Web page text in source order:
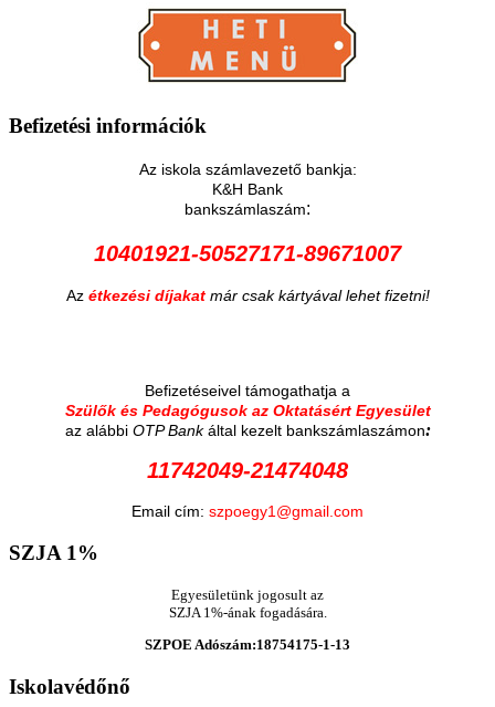
Befizetési információk
Az iskola számlavezető bankja:
K&H Bank
bankszámlaszám:
10401921-50527171-89671007
Az étkezési díjakat már csak kártyával lehet fizetni!
Befizetéseivel támogathatja a
Szülők és Pedagógusok az Oktatásért Egyesület
az alábbi OTP Bankáltal kezelt bankszámlaszámon:
11742049-21474048
Email cím: szpoegy1@gmail.com
SZJA1%
Egyesületünk jogosult az
SZJA 1%-ának fogadására.
SZPOE Adószám:18754175-1-13
Iskolavédőnő